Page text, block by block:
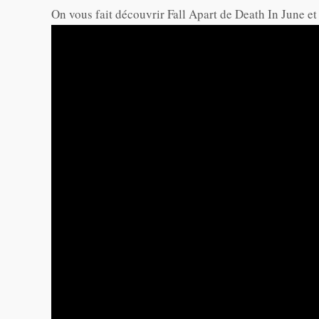
On vous fait découvrir Fall Apart de Death In June